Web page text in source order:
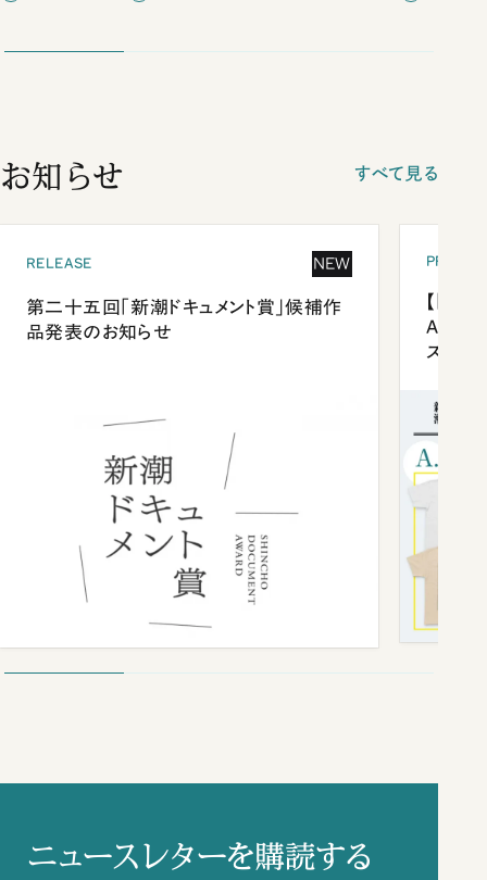
お知らせ すべて見る
RELEASE NEW
第二十五回「新潮ドキュメント賞」候補作
品発表のお知らせ
【「新
ズプレ
ニュースレターを購読する